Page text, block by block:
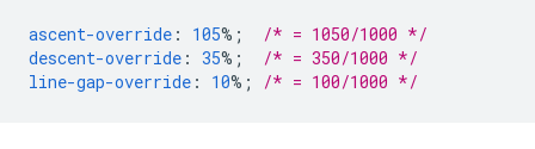
ascent-override : 105%;
/* = 1050/1000 */
descent-override : 35%;
/* = 350/1000 */
line-gap-override : 10%; /* = 100/1000 */